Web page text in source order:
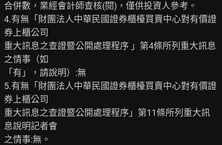
合併數，業經會計師查核(閱)，僅供投資人參考。
4.有無「財團法人中華民國證券櫃檯買賣中心對有價證
券上櫃公司
重大訊息之查證暨公開處理程序 」第4條所列重大訊息
之情事（如
「有」，請說明）:無
5.有無「財團法人中華民國證券櫃檯買賣中心對有價證
券上櫃公司
重大訊息之查證暨公開處理程序」第11條所列重大訊
息說明記者會
之情事:無。